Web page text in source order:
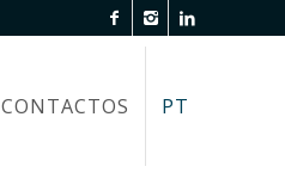
CONTACTOS PT